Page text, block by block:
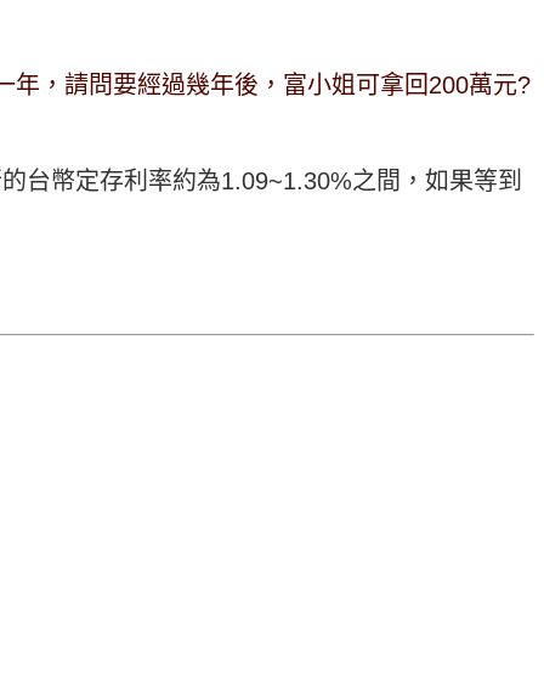
，請問要經過幾年後，富小姐可拿回200萬元?
台幣定存利率約為1.09~1.30%之間，如果等到